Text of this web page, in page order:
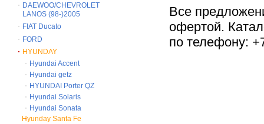
DAEWOO/CHEVROLET
LANOS (98-)2005
FIAT Ducato
FORD
HYUNDAY
Hyundai Accent
Hyundai getz
HYUNDAI Porter QZ
Hyundai Solaris
Hyundai Sonata
Hyunday Santa Fe
Все
офертой.
по телефону: